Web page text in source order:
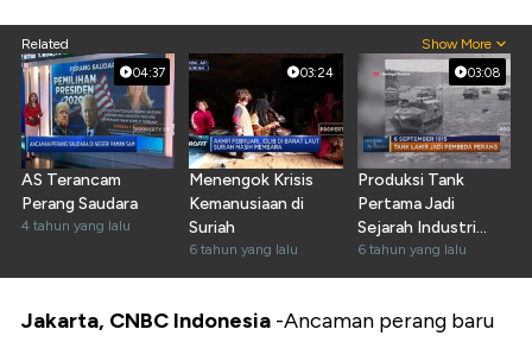
Related Show More
04:37
AS Terancam
Perang Saudara
4 tahun yang lalu
03:24
Menengok Krisis
Kemanusiaan di
Suriah
6 tahun yang lalu
03:08
Produksi Tank
Pertama Jadi
Sejarah Industri
Militer
6 tahun yang lalu
Jakarta, CNBC Indonesia -Ancaman perang baru